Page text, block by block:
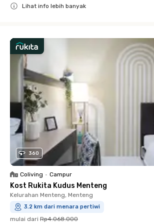
Lihat info lebih banyak
360
Coliving • Campur
Kost Rukita Kudus Menteng
Kelurahan Menteng, Menteng
3.2 km dari menara pertiwi
mulai dari Rp4.068.000